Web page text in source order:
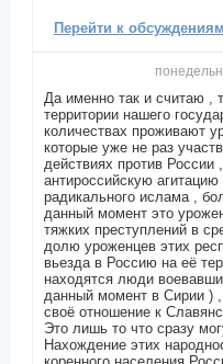
Перейти к
Да именно так и считаю ,
территории нашего
количествах проживают
которые уже не раз
действиях против России
антироссийскую
радикального ислама ,
данный момент это
тяжких преступлений в
долю уроженцев этих
вьезда в Россию на её
находятся люди
данный момент в Сирии
своё отношение к
Это лишь то что сразу
Нахождение этих